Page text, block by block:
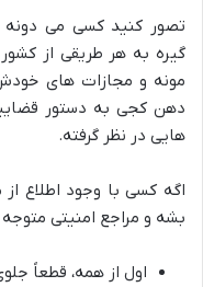
تصور کنید کسی می دونه
گیره به هر طریقی از
مونه و مجازات های
دهن کجی به دستور
هایی در نظر گرفته.
اگه کسی با وجود اطلاع
بشه و مراجع امنیتی
اول از همه، قطعاً